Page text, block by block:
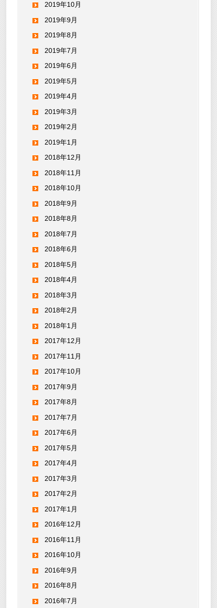
2019年10月
2019年9月
2019年8月
2019年7月
2019年6月
2019年5月
2019年4月
2019年3月
2019年2月
2019年1月
2018年12月
2018年11月
2018年10月
2018年9月
2018年8月
2018年7月
2018年6月
2018年5月
2018年4月
2018年3月
2018年2月
2018年1月
2017年12月
2017年11月
2017年10月
2017年9月
2017年8月
2017年7月
2017年6月
2017年5月
2017年4月
2017年3月
2017年2月
2017年1月
2016年12月
2016年11月
2016年10月
2016年9月
2016年8月
2016年7月